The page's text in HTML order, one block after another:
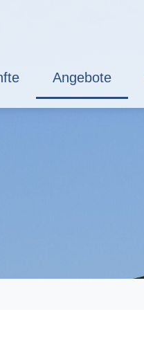
Angebote